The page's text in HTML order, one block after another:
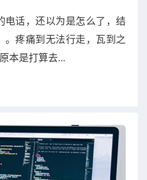
电话，还以为是怎么了，结
。疼痛到无法行走，瓦到之
本是打算去...